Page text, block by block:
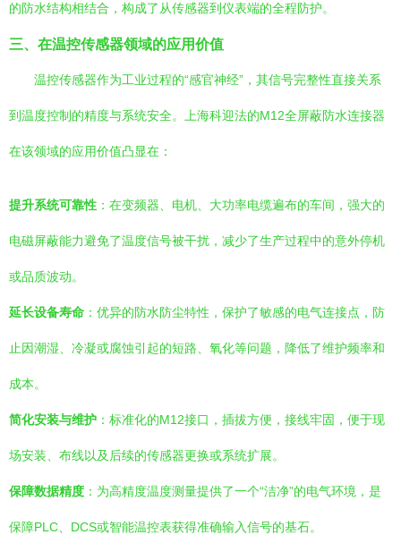
的防水结构相结合，构成了从传感器到仪表端的全程防护。
三、在温控传感器领域的应用价值
温控传感器作为工业过程的“感官神经”，其信号完整性直接关系
到温度控制的精度与系统安全。上海科迎法的M12全屏蔽防水连接器
在该领域的应用价值凸显在：
提升系统可靠性 ：在变频器、电机、大功率电缆遍布的车间，强大的
电磁屏蔽能力避免了温度信号被干扰，减少了生产过程中的意外停机
或品质波动。
延长设备寿命 ：优异的防水防尘特性，保护了敏感的电气连接点，防
止因潮湿、冷凝或腐蚀引起的短路、氧化等问题，降低了维护频率和
成本。
简化安装与维护 ：标准化的M12接口，插拔方便，接线牢固，便于现
场安装、布线以及后续的传感器更换或系统扩展。
保障数据精度 ：为高精度温度测量提供了一个“洁净”的电气环境，是
保障PLC、DCS或智能温控表获得准确输入信号的基石。